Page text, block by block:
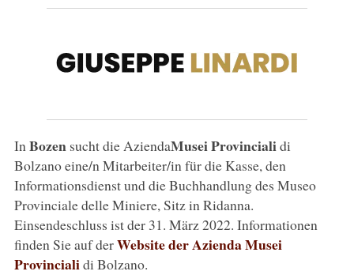
In Bozen sucht die AziendaMusei Provincialidi
Bolzano eine/n Mitarbeiter/in für die Kasse, den
Informationsdienst und die Buchhandlung des Museo
Provinciale delle Miniere, Sitz in Ridanna.
Einsendeschluss ist der 31. März 2022. Informationen
finden Sie auf derWebsite der Azienda Musei
Provincialidi Bolzano.